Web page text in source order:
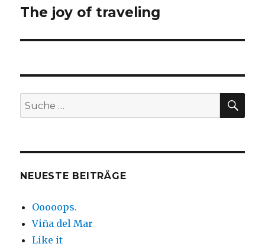
Nächster
The joy of traveling
Suche
nach:
NEUESTE BEITRÄGE
Ooooops.
Viña del Mar
Like it